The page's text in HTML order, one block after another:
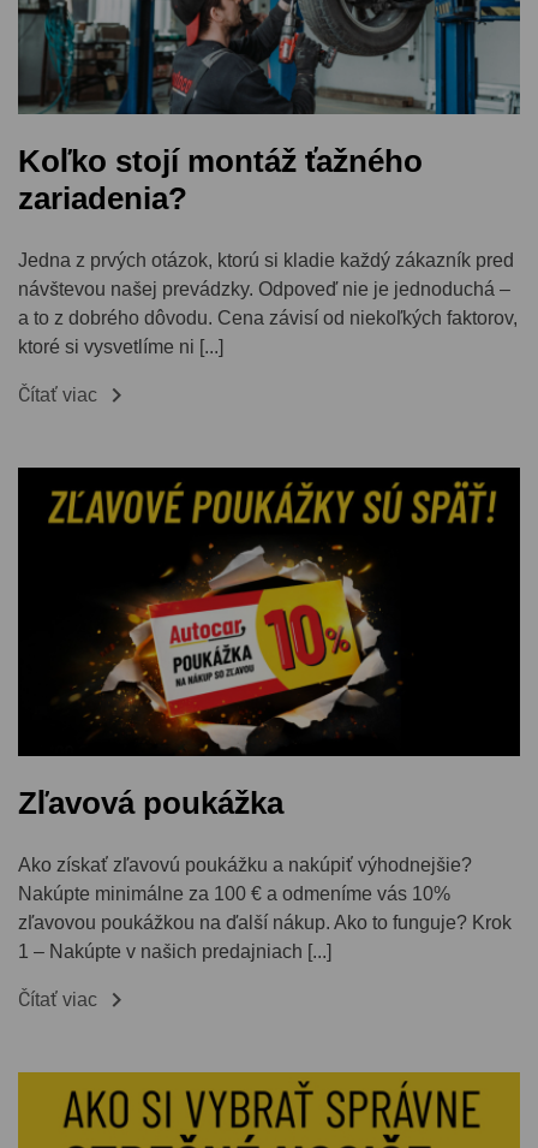
Koľko stojí montáž ťažného
zariadenia?
Jedna z prvých otázok, ktorú si kladie každý zákazník pred
návštevou našej prevádzky. Odpoveď nie je jednoduchá –
a to z dobrého dôvodu. Cena závisí od niekoľkých faktorov,
ktoré si vysvetlíme ni [...]
Čítať viac 
Zľavová poukážka
Ako získať zľavovú poukážku a nakúpiť výhodnejšie?
Nakúpte minimálne za 100 € a odmeníme vás 10%
zľavovou poukážkou na ďalší nákup. Ako to funguje? Krok
1 – Nakúpte v našich predajniach [...]
Čítať viac 